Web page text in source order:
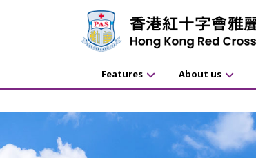
Features About us